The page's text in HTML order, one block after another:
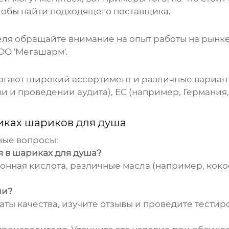
найти подходящего поставщика.
обращайте внимание на опыт работы на
'Мегашарм'.
широкий ассортимент и различные
и проведении аудита), ЕС (например,
шариков для душа
вопросы:
в шариках для душа?
кислота, различные масла (например,
качества, изучите отзывы и проведите